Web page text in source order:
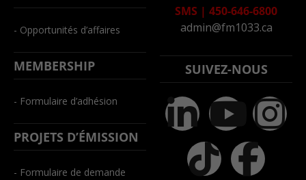
- Opportunités d’affaires
MEMBERSHIP
- Formulaire d’adhésion
PROJETS D’ÉMISSION
- Formulaire de demande
SMS | 450-646-6800
admin@fm1033.ca
SUIVEZ-NOUS